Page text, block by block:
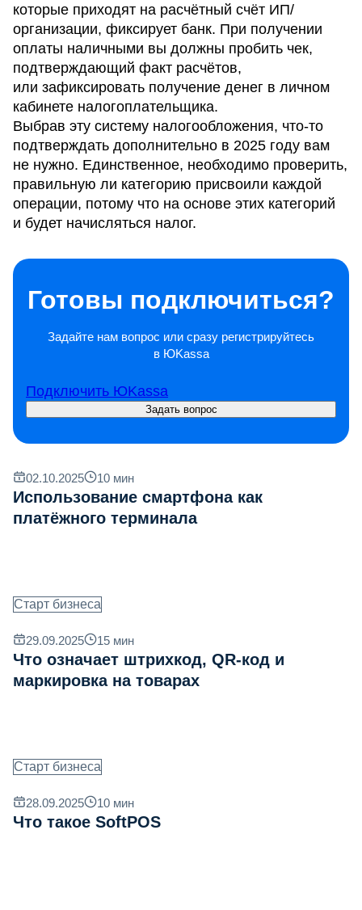
которые приходят на расчётный счёт ИП/
организации, фиксирует банк. При получении
оплаты наличными вы должны пробить чек,
подтверждающий факт расчётов,
или зафиксировать получение денег в личном
кабинете налогоплательщика.
Выбрав эту систему налогообложения, что-то
подтверждать дополнительно в 2025 году вам
не нужно. Единственное, необходимо проверить,
правильную ли категорию присвоили каждой
операции, потому что на основе этих категорий
и будет начисляться налог.
Готовы подключиться?
Задайте нам вопрос или сразу регистрируйтесь
в ЮKassa
Подключить ЮKassa
Задать вопрос
02.10.2025 10 мин
Использование смартфона как
платёжного терминала
Старт бизнеса
29.09.2025 15 мин
Что означает штрихкод, QR‐код и
маркировка на товарах
Старт бизнеса
28.09.2025 10 мин
Что такое SoftPOS